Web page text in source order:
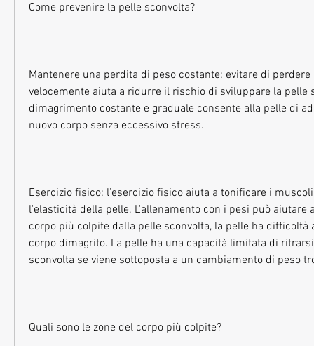
Come prevenire la pelle sconvolta?
Mantenere una perdita di peso costante: evitare di
velocemente aiuta a ridurre il rischio di sviluppare la pelle
dimagrimento costante e graduale consente alla pelle di
nuovo corpo senza eccessivo stress.
Esercizio fisico: l'esercizio fisico aiuta a tonificare i
l'elasticità della pelle. L'allenamento con i pesi può aiutare
corpo più colpite dalla pelle sconvolta, la pelle ha difficoltà
corpo dimagrito. La pelle ha una capacità limitata di
sconvolta se viene sottoposta a un cambiamento di peso
Quali sono le zone del corpo più colpite?